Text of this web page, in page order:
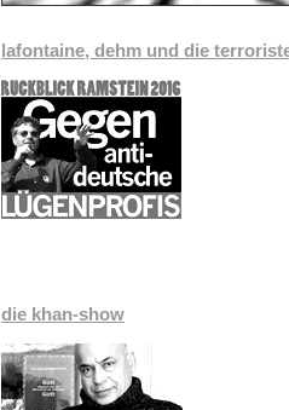
lafontaine, dehm und die
die khan-show